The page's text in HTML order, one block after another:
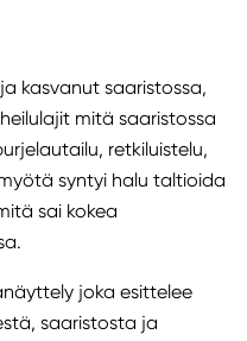
kasvanut saaristossa,
mitä saaristossa
retkiluistelu,
syntyi halu taltioida
sai kokea
joka esittelee
saaristosta ja